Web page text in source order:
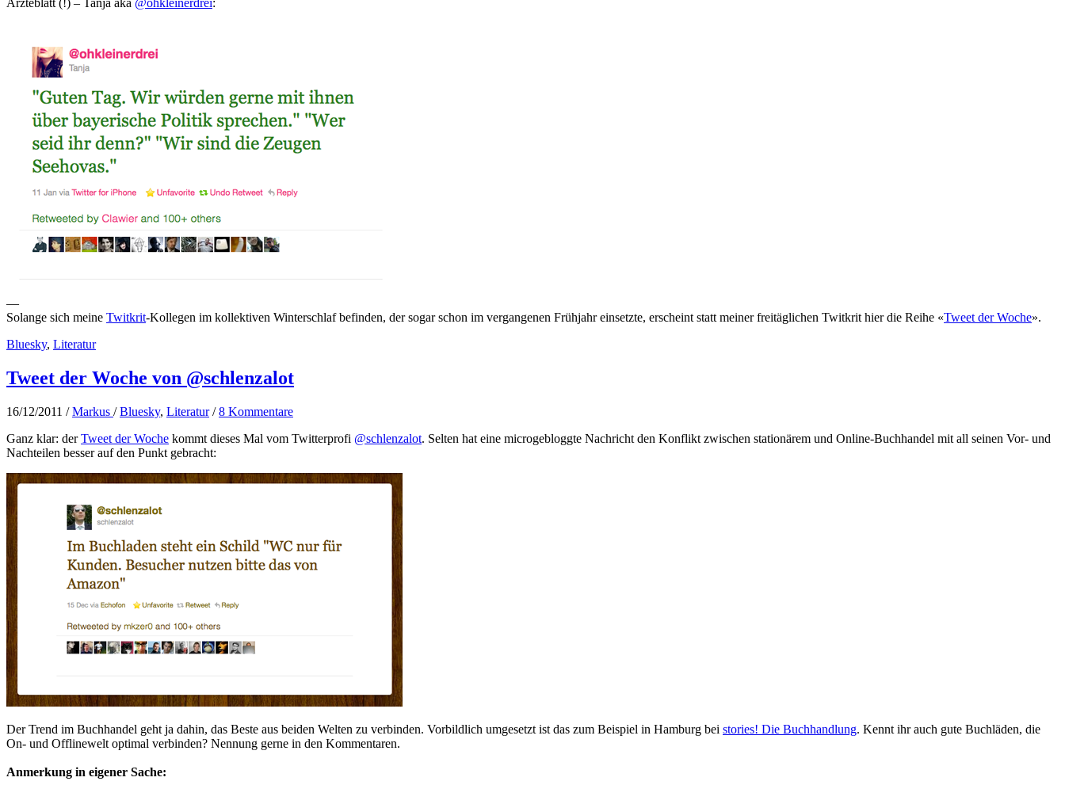
—
Solange sich meine Twitkrit-Kollegen im kollektiven Winterschlaf befinden, der sogar schon im vergangenen Frühjahr einsetzte, erscheint statt meiner freitäglichen Twitkrit hier die Reihe «Tweet der Woche».
Bluesky, Literatur
Tweet der Woche von @schlenzalot
16/12/2011 /Markus /Bluesky, Literatur/8 Kommentare
Ganz klar: derTweet der Woche kommt dieses Mal vom Twitterprofi @schlenzalot. Selten hat eine microgebloggte Nachricht den Konflikt zwischen stationärem und Online-Buchhandel mit all seinen Vor- und
Nachteilen besser auf den Punkt gebracht:
Der Trend im Buchhandel geht ja dahin, das Beste aus beiden Welten zu verbinden. Vorbildlich umgesetzt ist das zum Beispiel in Hamburg bei stories! Die Buchhandlung. Kennt ihr auch gute Buchläden, die
On- und Offlinewelt optimal verbinden? Nennung gerne in den Kommentaren.
Anmerkung in eigener Sache: